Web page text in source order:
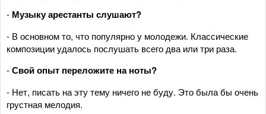
- Музыку арестанты слушают?
- В основном то, что популярно у молодежи. Классические
композиции удалось послушать всего два или три раза.
-Свой опыт переложите на ноты?
- Нет, писать на эту тему ничего не буду. Это была бы очень
грустная мелодия.